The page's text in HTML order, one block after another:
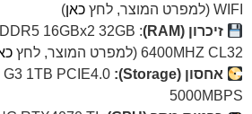
WIFI (למפרט המוצר, לחץ
כאן)
זיכרון (RAM)
16GBx2 32GB
6400MHZ CL32 (למפרט המוצר, לחץ
אחסון (Storage):
1TB PCIE4.0
5000MBPS